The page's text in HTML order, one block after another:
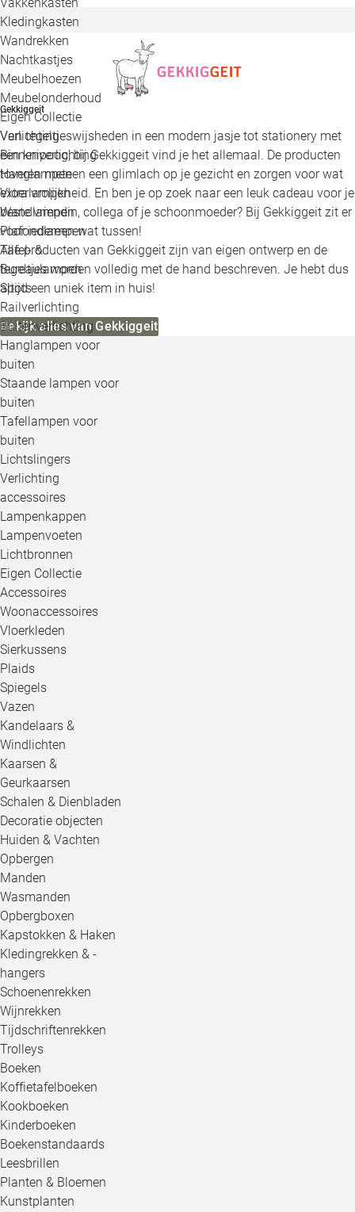
Kledingkasten
Wandrekken
Nachtkastjes
Meubelhoezen
Meubelonderhoud
Eigen Collectie
Verlichting
Binnenverlichting
Hanglampen
Vloerlampen
Wandlampen
Plafondlampen
Tafel- &
Bureaulampen
Spots
Railverlichting
Buitenverlichting
Hanglampen voor
buiten
Staande lampen voor
buiten
Tafellampen voor
buiten
Lichtslingers
Verlichting
accessoires
Lampenkappen
Lampenvoeten
Lichtbronnen
Eigen Collectie
Accessoires
Woonaccessoires
Vloerkleden
Sierkussens
Plaids
Spiegels
Vazen
Kandelaars &
Windlichten
Kaarsen &
Geurkaarsen
Schalen & Dienbladen
Decoratie objecten
Huiden & Vachten
Opbergen
Manden
Wasmanden
Opbergboxen
Kapstokken & Haken
Kledingrekken & -
hangers
Schoenenrekken
Wijnrekken
Tijdschriftenrekken
Trolleys
Boeken
Koffietafelboeken
Kookboeken
Kinderboeken
Boekenstandaards
Leesbrillen
Planten & Bloemen
Kunstplanten
Gekkiggeit
Van tegeltjeswijsheden in een modern jasje tot stationery met
een knipoog, bij Gekkiggeit vind je het allemaal. De producten
toveren meteen een glimlach op je gezicht en zorgen voor wat
extra vrolijkheid. En ben je op zoek naar een leuk cadeau voor je
beste vriendin, collega of je schoonmoeder? Bij Gekkiggeit zit er
voor iedereen wat tussen!
Alle producten van Gekkiggeit zijn van eigen ontwerp en de
tegeltjes worden volledig met de hand beschreven. Je hebt dus
altijd een uniek item in huis!
Bekijk alles van Gekkiggeit